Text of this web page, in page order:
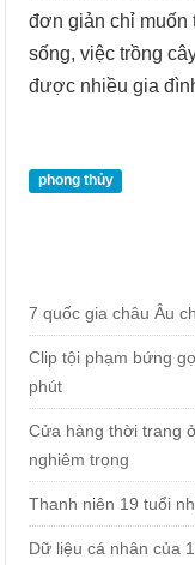
đơn giản chỉ muốn
sống, việc trồng
được nhiều gia
phong thủy
7 quốc gia châu Âu
Clip tội phạm bứng
phút
Cửa hàng thời trang
nghiêm trọng
Thanh niên 19 tuổi
Dữ liệu cá nhân của